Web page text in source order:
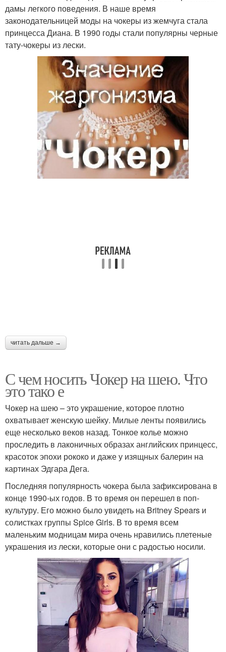
дамы легкого поведения. В наше время
законодательницей моды на чокеры из жемчуга стала
принцесса Диана. В 1990 годы стали популярны черные
тату-чокеры из лески.
читать дальше →
С чем носить Чокер на шею. Что
это тако е
Чокер на шею – это украшение, которое плотно
охватывает женскую шейку. Милые ленты появились
еще несколько веков назад. Тонкое колье можно
проследить в лаконичных образах английских принцесс,
красоток эпохи рококо и даже у изящных балерин на
картинах Эдгара Дега.
Последняя популярность чокера была зафиксирована в
конце 1990-ых годов. В то время он перешел в поп-
культуру. Его можно было увидеть на Britney Spears и
солистках группы Spice Girls. В то время всем
маленьким модницам мира очень нравились плетеные
украшения из лески, которые они с радостью носили.